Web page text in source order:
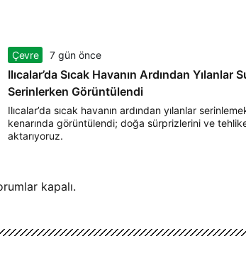
Çevre 7 gün önce
Ilıcalar’da Sıcak Havanın Ardından Yılanlar
Serinlerken Görüntülendi
Ilıcalar’da sıcak havanın ardından yılanlar
kenarında görüntülendi; doğa sürprizlerini ve
aktarıyoruz.
kapalı.